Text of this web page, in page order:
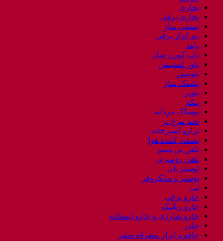
بخاری
بخاری برقی
بستنی ساز
بند انداز برقی
پابند
پاپ کورن ساز
پاور استیشن
پتوشور
پشمک ساز
پلوپز
پنکه
پوشاک مردانه
تخم مرغ پز
ترازو آشپزخانه
تصفیه کننده هوا
تلفن بی سیم
تلفن رومیزی
توستر نان
توستر و مایکروفر
تی
جارو برقی
جارو رباتیک
جارو شارژی و جارو ایستاده
چادر
چاقو و ابزار متفرقه سفر